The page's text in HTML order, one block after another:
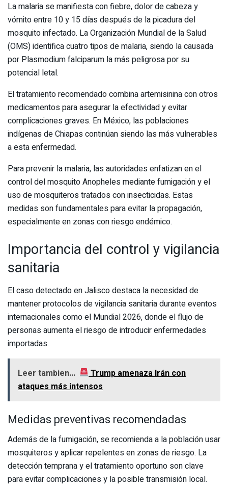
La malaria se manifiesta con fiebre, dolor de cabeza y
vómito entre 10 y 15 días después de la picadura del
mosquito infectado. La Organización Mundial de la Salud
(OMS) identifica cuatro tipos de malaria, siendo la causada
por Plasmodium falciparum la más peligrosa por su
potencial letal.
El tratamiento recomendado combina artemisinina con otros
medicamentos para asegurar la efectividad y evitar
complicaciones graves. En México, las poblaciones
indígenas de Chiapas continúan siendo las más vulnerables
a esta enfermedad.
Para prevenir la malaria, las autoridades enfatizan en el
control del mosquito Anopheles mediante fumigación y el
uso de mosquiteros tratados con insecticidas. Estas
medidas son fundamentales para evitar la propagación,
especialmente en zonas con riesgo endémico.
Importancia del control y vigilancia
sanitaria
El caso detectado en Jalisco destaca la necesidad de
mantener protocolos de vigilancia sanitaria durante eventos
internacionales como el Mundial 2026, donde el flujo de
personas aumenta el riesgo de introducir enfermedades
importadas.
Leer tambien...
Trump amenaza Irán con
ataques más intensos
Medidas preventivas recomendadas
Además de la fumigación, se recomienda a la población usar
mosquiteros y aplicar repelentes en zonas de riesgo. La
detección temprana y el tratamiento oportuno son clave
para evitar complicaciones y la posible transmisión local.